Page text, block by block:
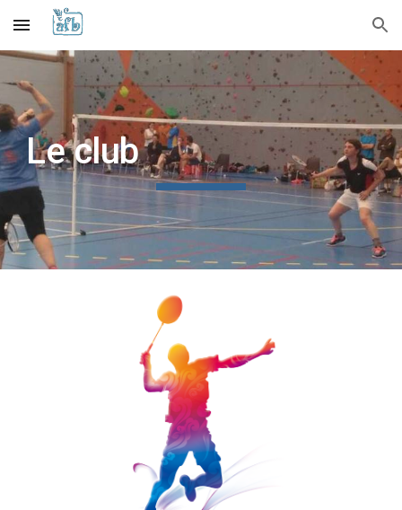
Skip to main content Skip to navigation
Le club